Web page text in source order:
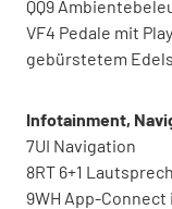
QQ9
VF4 Pedale mit
gebürstetem
Infotainment,
7UI Navigation
8RT 6+1
9WH App-